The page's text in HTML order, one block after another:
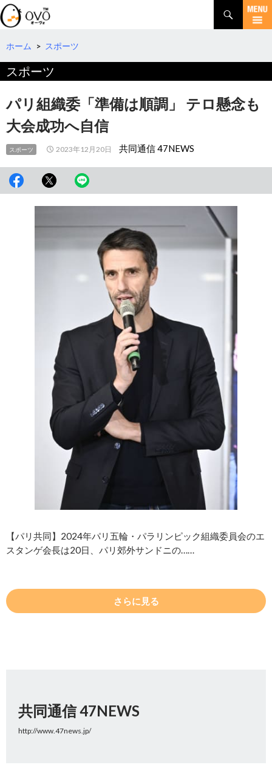
検
索
コ
テ
へ
動
ホーム > スポーツ
スポーツ
パリ組織委「準備は順調」 テロ懸念も
大会成功へ自信
スポーツ 2023年12月20日 共同通信 47NEWS
【パリ共同】2024年パリ五輪・パラリンピック組織委員会のエ
スタンゲ会長は20日、パリ郊外サンドニの……
さらに見る
共同通信 47NEWS
http://www.47news.jp/